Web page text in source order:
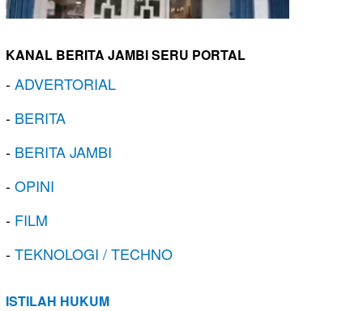
KANAL BERITA JAMBI SERU PORTAL
-ADVERTORIAL
- BERITA
- BERITA JAMBI
-OPINI
- FILM
-TEKNOLOGI / TECHNO
ISTILAH HUKUM